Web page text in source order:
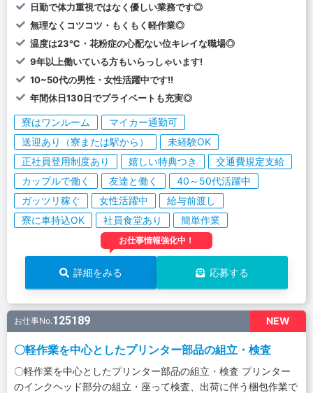
日勤で体力重視ではなく優しい業務です◎
無理なくコツコツ・もくもく軽作業◎
温度は23℃・花粉症の心配ない位キレイな職場◎
9年以上働いている方もいらっしゃいます!
10~50代の男性・女性活躍中です!!
年間休日130日でプライベートも充実◎
寮はワンルーム
マイカー通勤可
送迎あり（寮または駅から）
未経験OK
正社員登用制度あり
嬉しい特典つき
交通費規定支給
カップルで働く
友達と働く
40～50代活躍中
ガッツリ稼ぐ
女性活躍中
給与前渡し
寮に車持込OK
社員食堂あり 簡単作業
お仕事情報強化中！
詳細をみる 応募する
NEW
お仕事No.125189
〇軽作業を中心としたプリンター部品の組立・検査
〇軽作業を中心としたプリンター部品の組立・検査 プリンター
のインクヘッド部分の組立・座って検査、出荷に伴う梱包作業で